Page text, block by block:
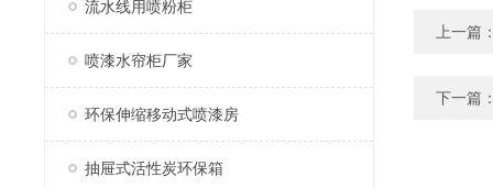
流水线用喷粉柜
喷漆水帘柜厂家
环保伸缩移动式喷漆房
抽屉式活性炭环保箱
上一篇
下一篇